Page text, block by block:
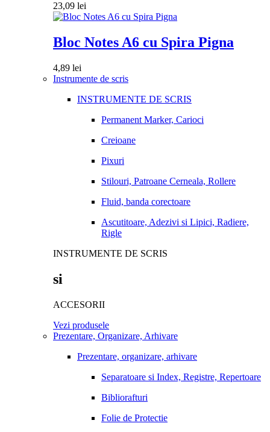
23,09 lei
Bloc Notes A6 cu Spira Pigna
4,89 lei
Instrumente de scris
INSTRUMENTE DE SCRIS
Permanent Marker, Carioci
Creioane
Pixuri
Stilouri, Patroane Cerneala, Rollere
Fluid, banda corectoare
Ascutitoare, Adezivi si Lipici, Radiere,
Rigle
INSTRUMENTE DE SCRIS
si
ACCESORII
Vezi produsele
Prezentare, Organizare, Arhivare
Prezentare, organizare, arhivare
Separatoare si Index, Registre, Repertoare
Bibliorafturi
Folie de Protectie